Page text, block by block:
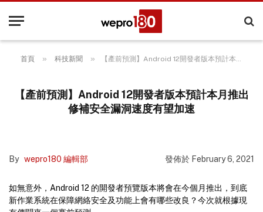
首頁 » 科技新聞 » 【產前預測】Android 12開發者版本預計本月推出 修補安全漏洞速度有望加速
【產前預測】Android 12開發者版本預計本月推出
修補安全漏洞速度有望加速
By wepro180 編輯部 發佈於 February 6, 2021
如無意外，Android 12 的開發者預覽版本將會在今個月推出，到底
新作業系統在保障網絡安全及功能上會有哪些改良？今次就根據現